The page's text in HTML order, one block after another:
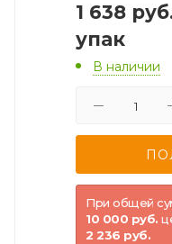
1 638
упак
В наличии
При общей
10 000 руб.
2 236 руб.